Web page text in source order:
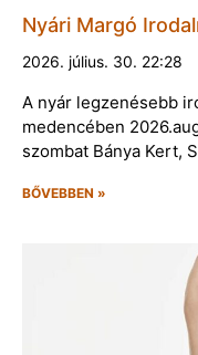
Nyári Margó
2026. július. 30. 22:28
A nyár legzenésebb
medencében
szombat Bánya Kert,
BŐVEBBEN »